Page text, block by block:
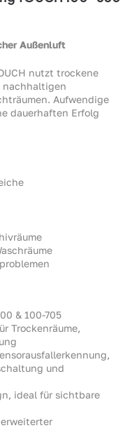
Außenluft
nutzt trockene
nachhaltigen
Aufwendige
dauerhaften Erfolg
& 100-705
Trockenräume,
und
ideal für sichtbare